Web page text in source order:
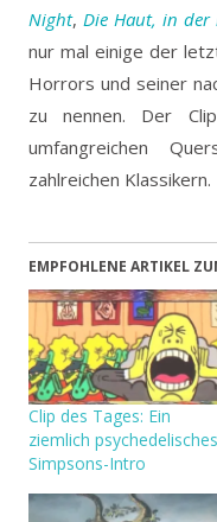
Night, Die Haut, in der
nur mal einige der
Horrors und seiner
zu nennen. Der
umfangreichen
zahlreichen Klassikern.
EMPFOHLENE ARTIKEL
Clip des Tages: Ein
ziemlich psychedelisches
Simpsons-Intro